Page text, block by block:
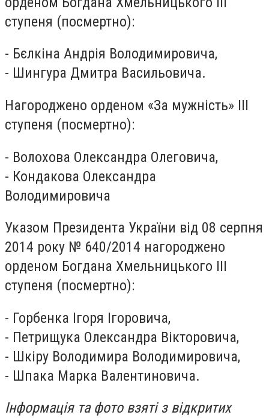
ступеня (посмертно):
- Бєлкіна Андрія Володимировича,
- Шингура Дмитра Васильовича.
Нагороджено орденом «За мужність» ІІІ
ступеня (посмертно):
- Волохова Олександра Олеговича,
- Кондакова Олександра
Володимировича
Указом Президента України від 08 серпня
2014 року № 640/2014 нагороджено
орденом Богдана Хмельницького ІІІ
ступеня (посмертно):
- Горбенка Ігоря Ігоровича,
- Петрищука Олександра Вікторовича,
- Шкіру Володимира Володимировича,
- Шпака Марка Валентиновича.
Інформація та фото взяті з відкритих